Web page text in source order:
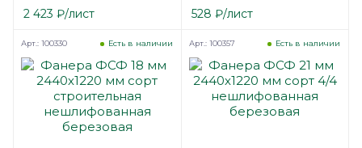
березовая
2 423 ₽/лист
нешлифованная
березовая
528 ₽/лист
Есть в наличии
Арт.: 100330 Есть в наличии
Арт.: 100357